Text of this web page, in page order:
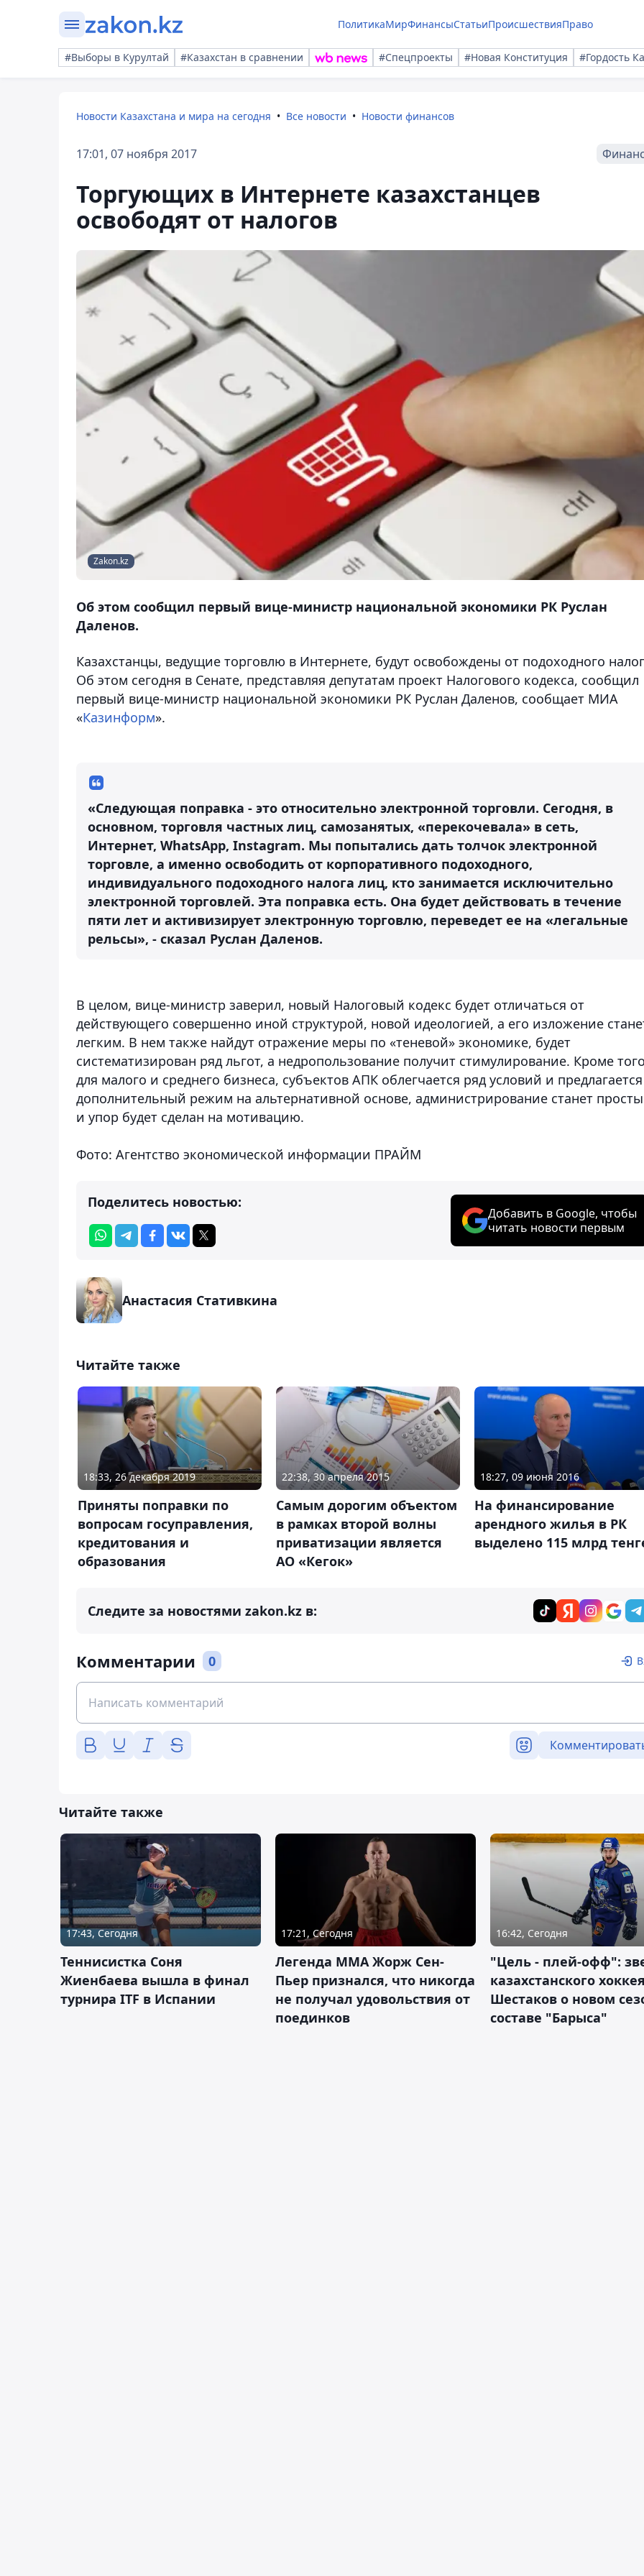
ПолитикаМирФинансыСтатьиПроисшествияПраво
#Выборы в Курултай #Казахстан в сравнении #Спецпроекты #Новая Конституция #Гордость
Новости Казахстана и мира на сегодня Все новости Новости финансов
17:01, 07 ноября 2017
Торгующих в Интернете казахстанцев
освободят от налогов
Zakon.kz
Об этом сообщил первый вице-министр национальной экономики РК Руслан
Даленов.
Казахстанцы, ведущие торговлю в Интернете, будут освобождены от подоходного
Об этом сегодня в Сенате, представляя депутатам проект Налогового кодекса, сообщил
первый вице-министр национальной экономики РК Руслан Даленов, сообщает МИА
«Казинформ».
«Следующая поправка - это относительно электронной торговли. Сегодня, в
основном, торговля частных лиц, самозанятых, «перекочевала» в сеть,
Интернет, WhatsApp, Instagram. Мы попытались дать толчок электронной
торговле, а именно освободить от корпоративного подоходного,
индивидуального подоходного налога лиц, кто занимается исключительно
электронной торговлей. Эта поправка есть. Она будет действовать в течение
пяти лет и активизирует электронную торговлю, переведет ее на «легальные
рельсы», - сказал Руслан Даленов.
В целом, вице-министр заверил, новый Налоговый кодекс будет отличаться от
действующего совершенно иной структурой, новой идеологией, а его изложение
легким. В нем также найдут отражение меры по «теневой» экономике, будет
систематизирован ряд льгот, а недропользование получит стимулирование. Кроме
для малого и среднего бизнеса, субъектов АПК облегчается ряд условий и предлагается
дополнительный режим на альтернативной основе, администрирование станет
и упор будет сделан на мотивацию.
Фото: Агентство экономической информации ПРАЙМ
Поделитесь новостью:
Добавить в Google, чтобы
читать новости первым
Анастасия Стативкина
Читайте также
18:33, 26 декабря 2019
Приняты поправки по
вопросам госуправления,
кредитования и
образования
22:38, 30 апреля 2015
Самым дорогим объектом
в рамках второй волны
приватизации является
АО «Кегок»
18:27, 09 июня 2016
На финансирование
арендного жилья в РК
выделено 115 млрд
Следите за новостями zakon.kz в:
Комментарии 0
Читайте также
17:43, Сегодня
Теннисистка Соня
Жиенбаева вышла в финал
турнира ITF в Испании
17:21, Сегодня
Легенда ММА Жорж Сен-
Пьер признался, что никогда
не получал удовольствия от
поединков
16:42, Сегодня
"Цель - плей-офф":
казахстанского
Шестаков о новом
составе "Барыса"